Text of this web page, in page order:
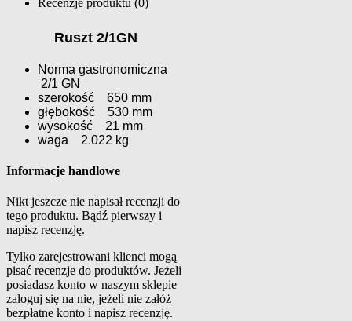
Ruszt 2/1GN
Norma gastronomiczna
2/1 GN
szerokość 650 mm
głębokość 530 mm
wysokość 21 mm
waga 2.022 kg
Informacje handlowe
Nikt jeszcze nie napisał recenzji do
tego produktu. Bądź pierwszy i
napisz recenzję.
Tylko zarejestrowani klienci mogą
pisać recenzje do produktów. Jeżeli
posiadasz konto w naszym sklepie
zaloguj się na nie, jeżeli nie załóż
bezpłatne konto i napisz recenzję.